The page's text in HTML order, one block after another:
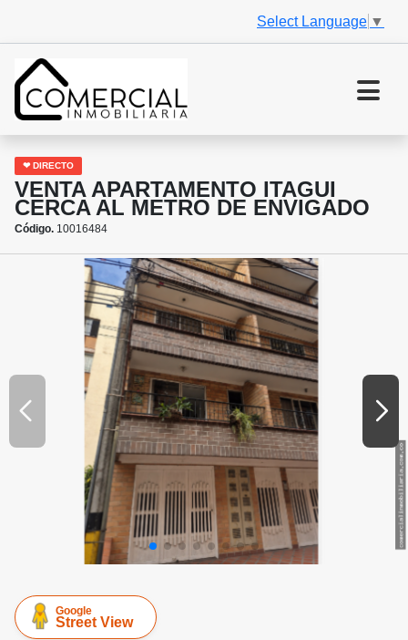
Select Language ▼
❤ DIRECTO
VENTA APARTAMENTO ITAGUI
CERCA AL METRO DE ENVIGADO
Código. 10016484
Google
Street View